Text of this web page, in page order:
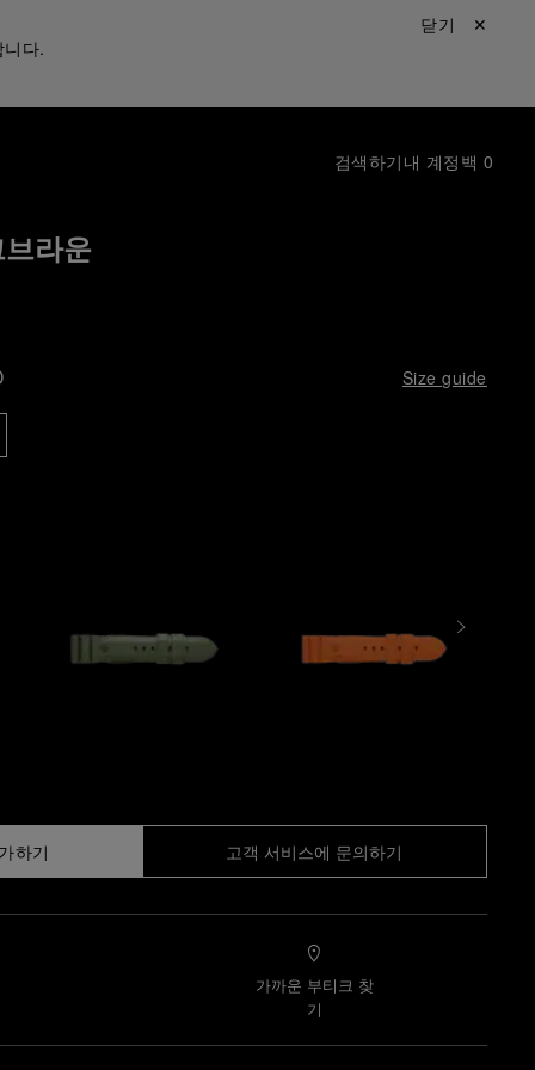
다.
닫기 ✕
검색하기 내 계정 백 0
라운
Size guide
하기 고객 서비스에 문의하기
가까운 부티크 찾
기